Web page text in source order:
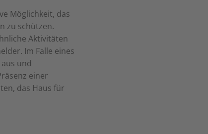
Möglichkeit, das
zu schützen.
Aktivitäten
Im Falle eines
und
einer
das Haus für